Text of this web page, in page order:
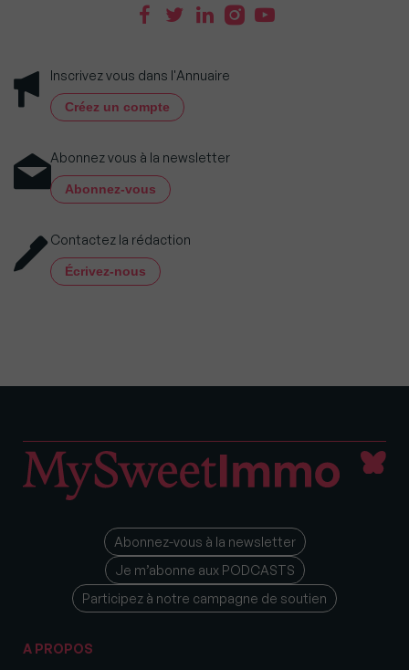
Inscrivez vous dans l'Annuaire
Créez un compte
Abonnez vous à la newsletter
Abonnez-vous
Contactez la rédaction
Écrivez-nous
Abonnez-vous à la newsletter
Je m’abonne aux PODCASTS
Participez à notre campagne de soutien
A PROPOS